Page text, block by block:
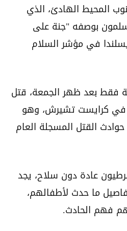
المحيط الهادئ، الذي
بوصفه "جنة على
في مؤشر السلام
36 دقيقة فقط بعد ظهر الجمعة، قتل
في كرايست تشيرش، وهو
القتل المسجلة العام
عادة دون سلاح، يجد
ما حدث لأطفالهم،
فهم الحادث.